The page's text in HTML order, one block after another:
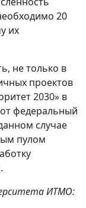
20
их
не только в
проектов
2030» в
федеральный
случае
пулом
ИТМО: